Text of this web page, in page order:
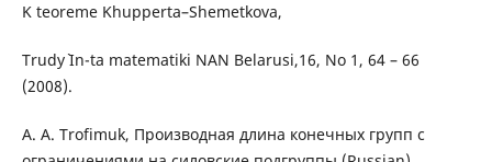
K teoreme Khupperta–Shemetkova,
Trudy` In-ta matematiki NAN Belarusi,16, No 1, 64 – 66
(2008).
A. A. Trofimuk, Производная длина конечных групп с